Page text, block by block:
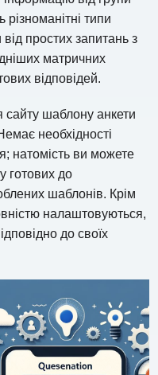
типи
простих запитань з
матричних
відповідей.
сайту шаблону анкети
необхідності
натомість ви можете
готових до
шаблонів. Крім
налаштовуються,
до своїх